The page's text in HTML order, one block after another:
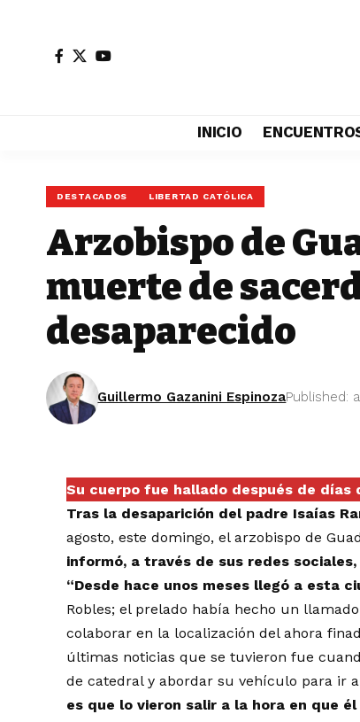
INICIO
DESTACADOS LIBERTAD CATÓLICA
Arzobispo de
muerte de
desaparecido
Guillermo Gazanini EspinozaPublished:
Su cuerpo fue hallado después de días
Tras la desaparición del padre Isaías
agosto, este domingo, el arzobispo de
informó, a través de sus redes
“Desde hace unos meses llegó a esta
Robles; el prelado había hecho un
colaborar en la localización del ahora
últimas noticias que se tuvieron fue
de catedral y abordar su vehículo para ir
es que lo vieron salir a la hora en que